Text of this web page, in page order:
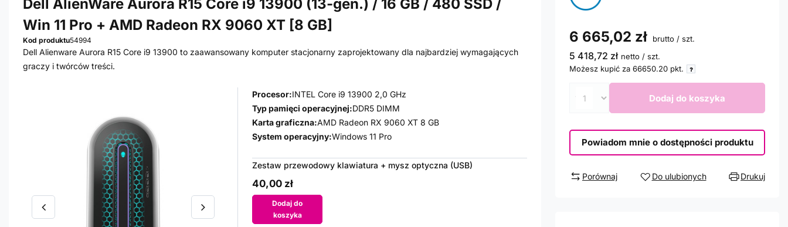
Dell AlienWare Aurora R15 Core i9 13900 (13-gen.) / 16 GB / 480 SSD /
Win 11 Pro + AMD Radeon RX 9060 XT [8 GB]
Kod produktu54994
Dell Alienware Aurora R15 Core i9 13900 to zaawansowany komputer stacjonarny zaprojektowany dla najbardziej wymagających
graczy i twórców treści.
Procesor:INTEL Core i9 13900 2,0 GHz
Typ pamięci operacyjnej:DDR5 DIMM
Karta graficzna:AMD Radeon RX 9060 XT 8 GB
System operacyjny:Windows 11 Pro
Zestaw przewodowy klawiatura + mysz optyczna (USB)
40,00 zł
Dodaj do
koszyka
6 665,02 zł brutto / szt.
5 418,72 zł netto / szt.
Możesz kupić za 66650.20 pkt.
Dodaj do koszyka
Powiadom mnie o dostępności produktu
Porównaj Do ulubionych Drukuj